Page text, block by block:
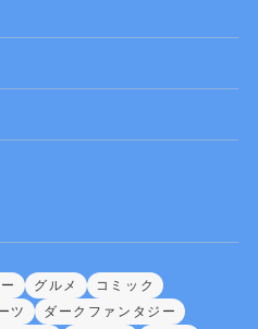
グルメ
コミック
ツ
ダークファンタジー